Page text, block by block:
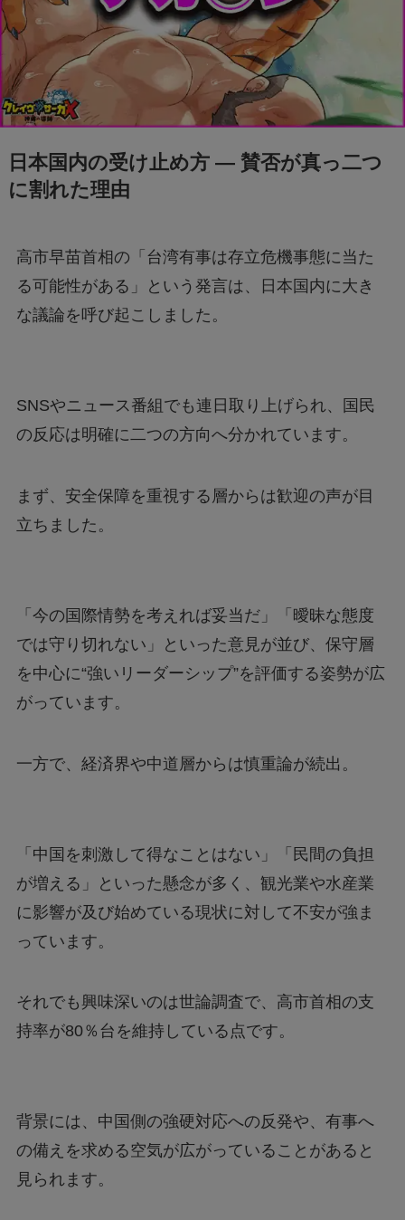
日本国内の受け止め方 ― 賛否が真っ二つ
に割れた理由
高市早苗首相の「台湾有事は存立危機事態に当た
る可能性がある」という発言は、日本国内に大き
な議論を呼び起こしました。
SNSやニュース番組でも連日取り上げられ、国民
の反応は明確に二つの方向へ分かれています。
まず、安全保障を重視する層からは歓迎の声が目
立ちました。
「今の国際情勢を考えれば妥当だ」「曖昧な態度
では守り切れない」といった意見が並び、保守層
を中心に“強いリーダーシップ”を評価する姿勢が広
がっています。
一方で、経済界や中道層からは慎重論が続出。
「中国を刺激して得なことはない」「民間の負担
が増える」といった懸念が多く、観光業や水産業
に影響が及び始めている現状に対して不安が強ま
っています。
それでも興味深いのは世論調査で、高市首相の支
持率が80％台を維持している点です。
背景には、中国側の強硬対応への反発や、有事へ
の備えを求める空気が広がっていることがあると
見られます。